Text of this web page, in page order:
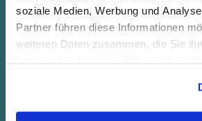
soziale Medien, Werbung und
Partner führen diese Informationen
weiteren Daten zusammen, die Sie
* Hiermit erkläre